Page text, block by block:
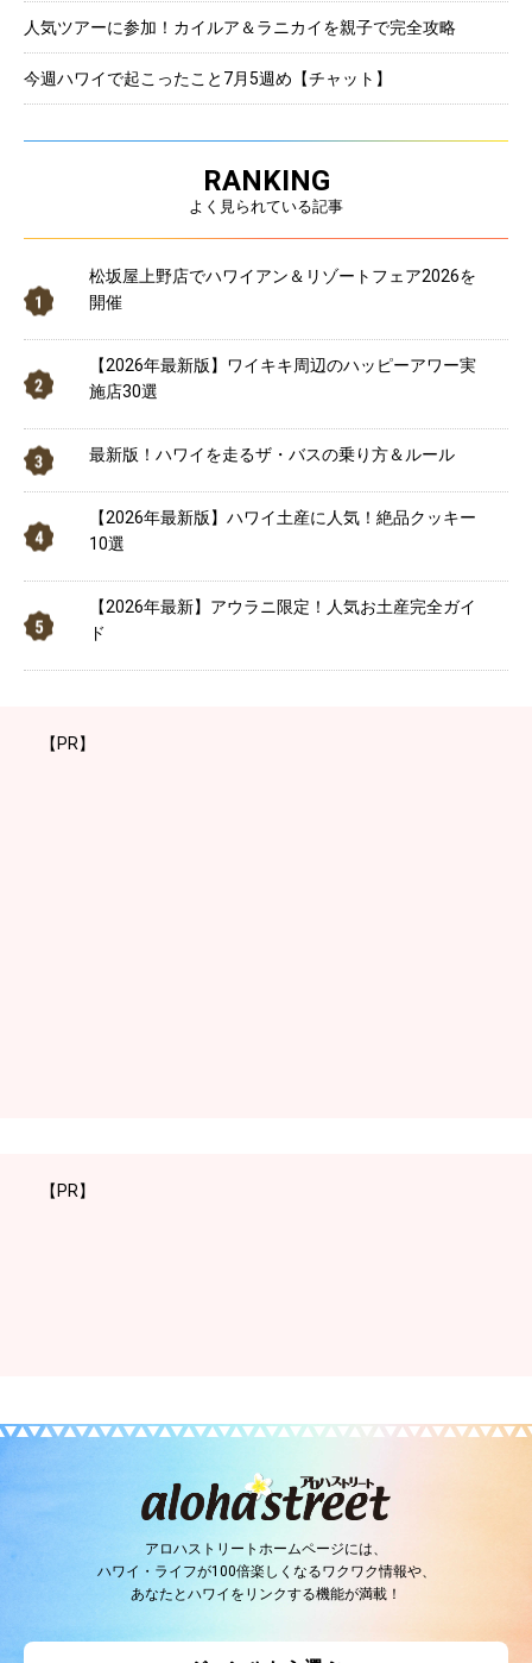
人気ツアーに参加！カイルア＆ラニカイを親子で完全攻略
今週ハワイで起こったこと7月5週め【チャット】
RANKING
よく見られている記事
松坂屋上野店でハワイアン＆リゾートフェア2026を
開催
【2026年最新版】ワイキキ周辺のハッピーアワー実
施店30選
最新版！ハワイを走るザ・バスの乗り方＆ルール
【2026年最新版】ハワイ土産に人気！絶品クッキー
10選
【2026年最新】アウラニ限定！人気お土産完全ガイ
ド
【PR】
【PR】
アロハストリートホームページには、
ハワイ・ライフが100倍楽しくなるワクワク情報や、
あなたとハワイをリンクする機能が満載！